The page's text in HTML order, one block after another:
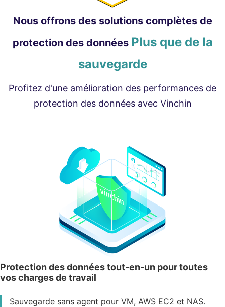
Nous offrons des solutions complètes de
protection des données Plus que de la
sauvegarde
Profitez d'une amélioration des performances de
protection des données avec Vinchin
Protection des données tout-en-un pour toutes
vos charges de travail
Sauvegarde sans agent pour VM, AWS EC2 et NAS.